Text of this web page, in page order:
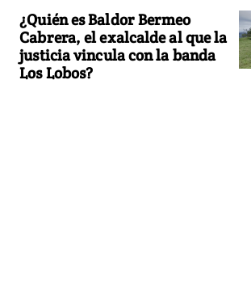
¿Quién es Baldor Bermeo
Cabrera, el exalcalde al que la
justicia vincula con la banda
Los Lobos?